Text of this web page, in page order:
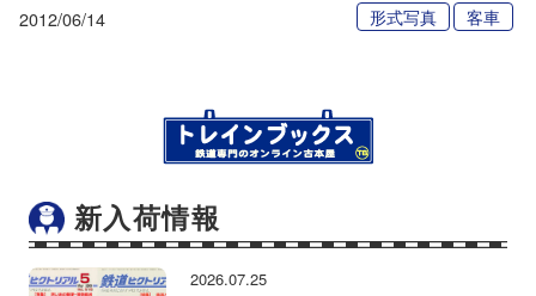
2012/06/14 形式写真 客車
新入荷情報
2026.07.25